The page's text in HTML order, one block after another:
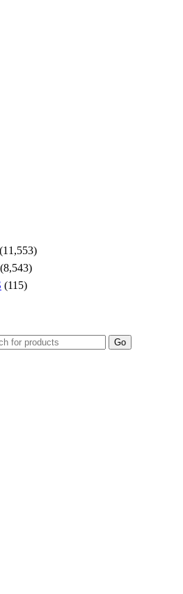
(11,553)
(8,543)
(115)
Go